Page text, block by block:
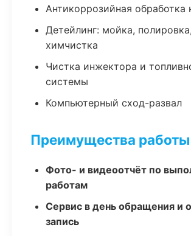
Антикоррозийная обработка
Детейлинг: мойка, полировка,
химчистка
Чистка инжектора и
системы
Компьютерный сход-развал
Преимущества
Фото- и видеоотчёт по
работам
Сервис в день обращения и
запись